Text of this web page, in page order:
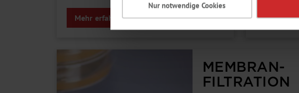
Nur notwendige Cookies
Mehr erfahren Mehr
MEMBRAN­
FILTRATION